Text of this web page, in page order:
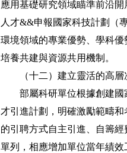
應用基礎研究領域瞄準前沿
人才&&申報國家科技計劃（
環境領域的專業優勢、學科
培養共建與資源共用機制。
（十二）建立靈活的高層
部屬科研單位根據創建國
才引進計劃，明確激勵範疇
的引聘方式自主引進、自籌
單列，相應增加單位當年績效